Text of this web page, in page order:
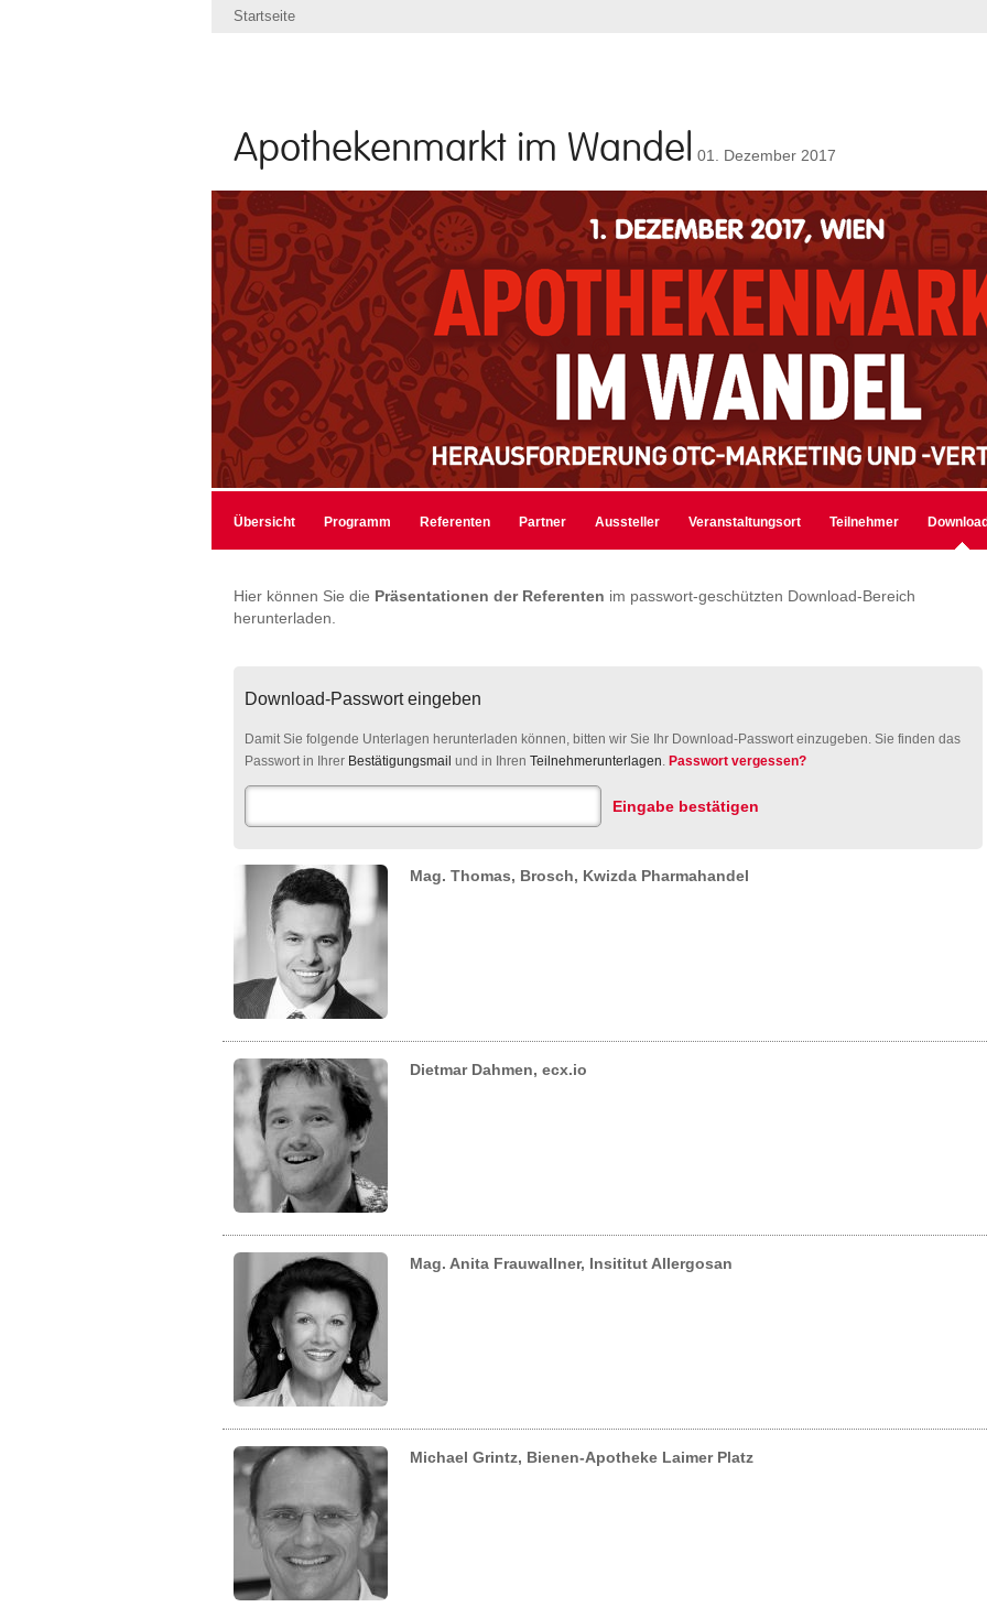
Startseite
Apothekenmarkt im Wandel 01. Dezember 2017
Übersicht Programm Referenten Partner Aussteller Veranstaltungsort Teilnehmer
Hier können Sie die Präsentationen der Referenten im passwort-geschützten Download-Bereich
herunterladen.
Download-Passwort eingeben
Damit Sie folgende Unterlagen herunterladen können, bitten wir Sie Ihr Download-Passwort einzugeben. Sie finden das
Passwort in Ihrer Bestätigungsmail und in Ihren Teilnehmerunterlagen. Passwort vergessen?
Mag. Thomas, Brosch, Kwizda Pharmahandel
Dietmar Dahmen, ecx.io
Mag. Anita Frauwallner, Insititut Allergosan
Michael Grintz, Bienen-Apotheke Laimer Platz